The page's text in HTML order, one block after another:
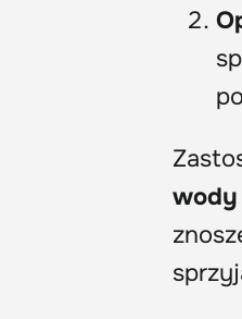
wody